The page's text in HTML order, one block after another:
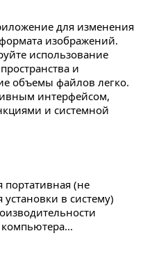
для изменения
изображений.
использование
и
объемы файлов легко.
интерфейсом,
и системной
(не
в систему)